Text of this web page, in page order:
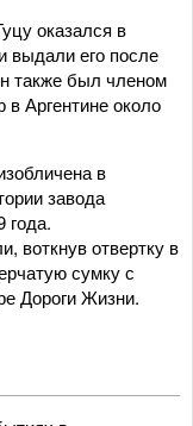
оказался в
его после
также был членом
Аргентине около
в
завода
года.
воткнув отвертку в
сумку с
Дороги Жизни.